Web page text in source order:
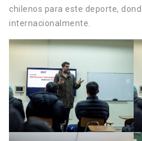
chilenos para este deporte,
internacionalmente.